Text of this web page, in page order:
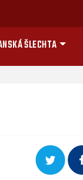
ŠLECHTA